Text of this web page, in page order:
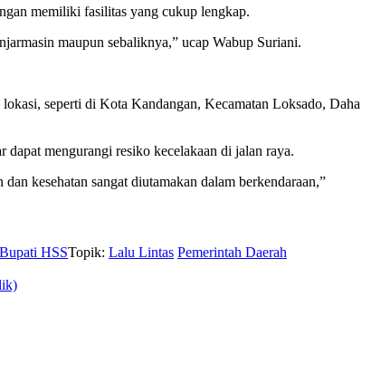
memiliki fasilitas yang cukup lengkap.
maupun sebaliknya,” ucap Wabup Suriani.
seperti di Kota Kandangan, Kecamatan Loksado, Daha
dapat mengurangi resiko kecelakaan di jalan raya.
kesehatan sangat diutamakan dalam berkendaraan,”
HSSTopik: Lalu Lintas Pemerintah Daerah